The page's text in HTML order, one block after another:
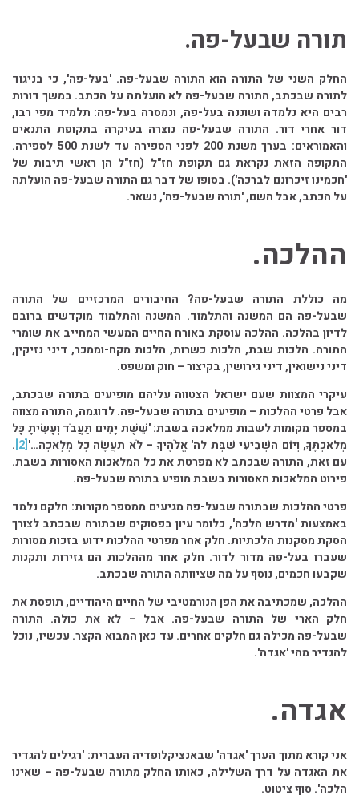
תורה שבעל-פה.
החלק השני של התורה הוא התורה שבעל-פה. 'בעל-פה', כי בניגוד
לתורה שבכתב, התורה שבעל-פה לא הועלתה על הכתב. במשך דורות
רבים היא נלמדה ושוננה בעל-פה, ונמסרה בעל-פה: תלמיד מפי רבו,
דור אחרי דור. התורה שבעל-פה נוצרה בעיקרה בתקופת התנאים
והאמוראים: בערך משנת 200 לפני הספירה עד לשנת 500 לספירה.
התקופה הזאת נקראת גם תקופת חז"ל (חז"ל הן ראשי תיבות של
'חכמינו זיכרונם לברכה'). בסופו של דבר גם התורה שבעל-פה הועלתה
על הכתב, אבל השם, 'תורה שבעל-פה', נשאר.
ההלכה.
מה כוללת התורה שבעל-פה? החיבורים המרכזיים של התורה
שבעל-פה הם המשנה והתלמוד. המשנה והתלמוד מוקדשים ברובם
לדיון בהלכה. ההלכה עוסקת באורח החיים המעשי המחייב את שומרי
התורה. הלכות שבת, הלכות כשרות, הלכות מקח-וממכר, דיני נזיקין,
דיני נישואין, דיני גירושין, בקיצור – חוק ומשפט.
עיקרי המצוות שעם ישראל הצטווה עליהם מופיעים בתורה שבכתב,
אבל פרטי ההלכות – מופיעים בתורה שבעל-פה. לדוגמה, התורה מצווה
במספר מקומות לשבות ממלאכה בשבת:'שֵׁשֶׁת יָמִים תַּעֲבֹד וְעָשִׂיתָ כָּל
מְלַאכְתֶּךָ, וְיוֹם הַשְּׁבִיעִי שַׁבָּת לַה' אֱלֹהֶיךָ – לֹא תַעֲשֶׂה כָל מְלָאכָה…'[2]
.
עם זאת, התורה שבכתב לא מפרטת את כל המלאכות האסורות בשבת.
פירוט המלאכות האסורות בשבת מופיע בתורה שבעל-פה.
פרטי ההלכות שבתורה שבעל-פה מגיעים ממספר מקורות: חלקם נלמד
באמצעות 'מדרש הלכה', כלומר עיון בפסוקים שבתורה שבכתב לצורך
הסקת מסקנות הלכתיות. חלק אחר מפרטי ההלכות ידוע בזכות מסורות
שעברו בעל-פה מדור לדור. חלק אחר מההלכות הם גזירות ותקנות
שקבעו חכמים, נוסף על מה שציוותה התורה שבכתב.
ההלכה, שמכתיבה את הפן הנורמטיבי של החיים היהודיים, תופסת את
חלק הארי של התורה שבעל-פה. אבל – לא את כולה. התורה
שבעל-פה מכילה גם חלקים אחרים. עד כאן המבוא הקצר. עכשיו, נוכל
להגדיר מהי 'אגדה'.
אגדה.
אני קורא מתוך הערך 'אגדה' שבאנציקלופדיה העברית: 'רגילים להגדיר
את האגדה על דרך השלילה, כאותו החלק מתורה שבעל-פה – שאינו
הלכה'. סוף ציטוט.